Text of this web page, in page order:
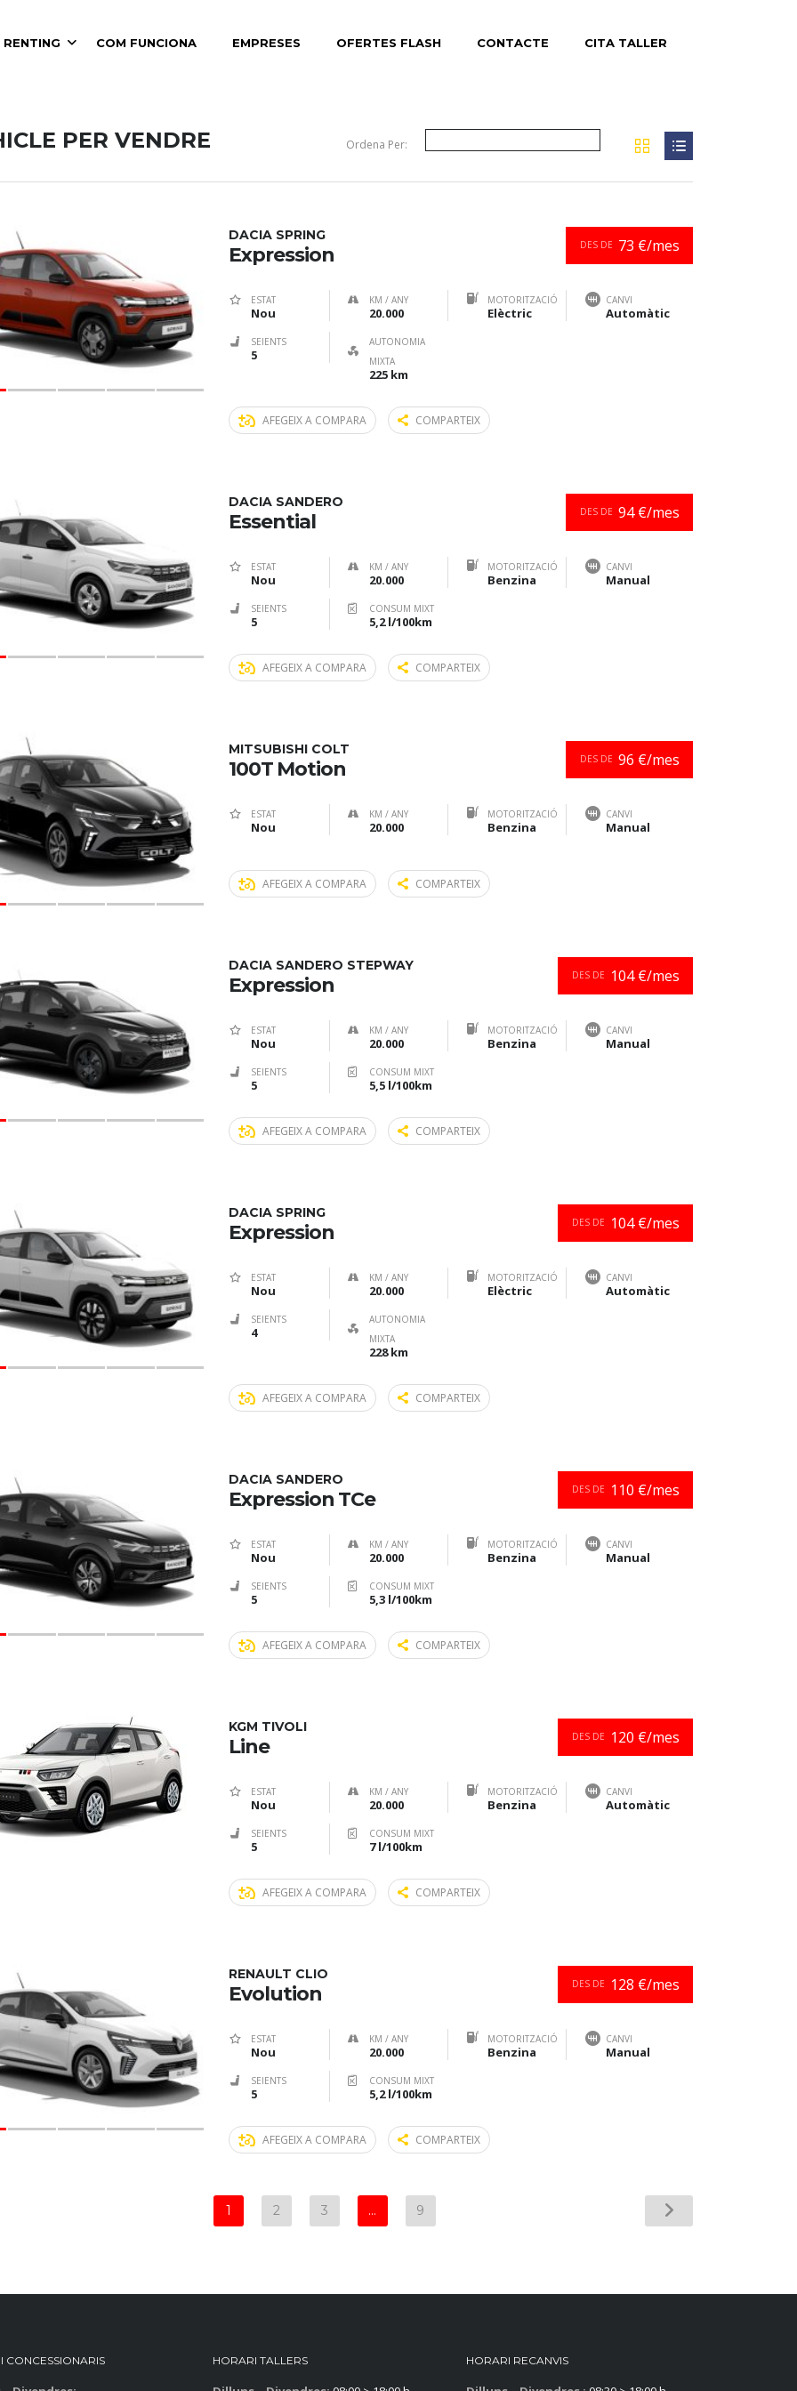
RENTING COM FUNCIONA EMPRESES OFERTES FLASH CONTACTE CITA TALLER
PER VENDRE Ordena Per:
DES DE 73 €/mes
DACIA SPRING
Expression
ESTAT
Nou
KM / ANY
20.000
MOTORITZACIÓ
Elèctric
CANVI
Automàtic
SEIENTS
5
AUTONOMIA
MIXTA
225 km
AFEGEIX A COMPARA COMPARTEIX
DES DE 94 €/mes
DACIA SANDERO
Essential
ESTAT
Nou
KM / ANY
20.000
MOTORITZACIÓ
Benzina
CANVI
Manual
SEIENTS
5
CONSUM MIXT
5,2 l/100km
AFEGEIX A COMPARA COMPARTEIX
DES DE 96 €/mes
MITSUBISHI COLT
100T Motion
ESTAT
Nou
KM / ANY
20.000
MOTORITZACIÓ
Benzina
CANVI
Manual
AFEGEIX A COMPARA COMPARTEIX
DES DE 104 €/mes
DACIA SANDERO STEPWAY
Expression
ESTAT
Nou
KM / ANY
20.000
MOTORITZACIÓ
Benzina
CANVI
Manual
SEIENTS
5
CONSUM MIXT
5,5 l/100km
AFEGEIX A COMPARA COMPARTEIX
DES DE 104 €/mes
DACIA SPRING
Expression
ESTAT
Nou
KM / ANY
20.000
MOTORITZACIÓ
Elèctric
CANVI
Automàtic
SEIENTS
4
AUTONOMIA
MIXTA
228 km
AFEGEIX A COMPARA COMPARTEIX
DES DE 110 €/mes
DACIA SANDERO
Expression TCe
ESTAT
Nou
KM / ANY
20.000
MOTORITZACIÓ
Benzina
CANVI
Manual
SEIENTS
5
CONSUM MIXT
5,3 l/100km
AFEGEIX A COMPARA COMPARTEIX
DES DE 120 €/mes
KGM TIVOLI
Line
ESTAT
Nou
KM / ANY
20.000
MOTORITZACIÓ
Benzina
CANVI
Automàtic
SEIENTS
5
CONSUM MIXT
7 l/100km
AFEGEIX A COMPARA COMPARTEIX
DES DE 128 €/mes
RENAULT CLIO
Evolution
ESTAT
Nou
KM / ANY
20.000
MOTORITZACIÓ
Benzina
CANVI
Manual
SEIENTS
5
CONSUM MIXT
5,2 l/100km
AFEGEIX A COMPARA COMPARTEIX
1 2 3 … 9
CONCESSIONARIS HORARI TALLERS HORARI RECANVIS